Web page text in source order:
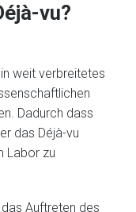
vu?
weit verbreitetes
Dadurch dass
das Déjà-vu
Labor zu
Auftreten des